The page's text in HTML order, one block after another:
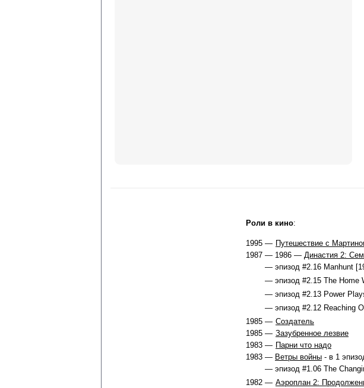
Роли в кино:
1995 — Путешествие с
1987 — 1986 — Династия 2:
— эпизод #2.16 Manhunt
— эпизод #2.15 The Home
— эпизод #2.13 Power
— эпизод #2.12 Reaching
1985 — Создатель
1985 — Зазубренное лезвие
1983 — Парни что надо
1983 — Ветры войны - в 1
— эпизод #1.06 The
1982 — Аэроплан 2: